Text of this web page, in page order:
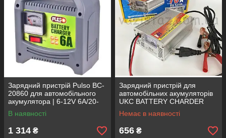
Зарядний пристрій Pulso BC-
20860 для автомобільного
акумулятора | 6-12V 6A/20-
80AH | стріл.индик.
В наявності
1 314 ₴
Зарядний пристрій для
автомобільних акумуляторів
UKC BATTERY CHARDER
MA-1210A 12V | 10A | 75АН
Немає в наявності
656 ₴